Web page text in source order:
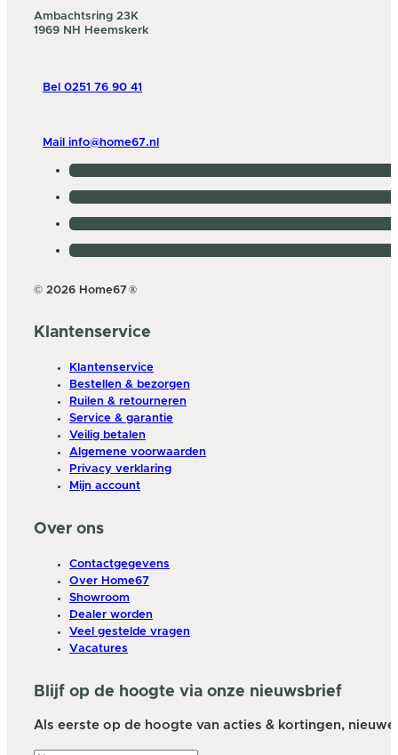
Ambachtsring 23K
1969 NH Heemskerk
Bel 0251 76 90 41
Mail info@home67.nl
© 2026 Home67 ®
Klantenservice
Klantenservice
Bestellen & bezorgen
Ruilen & retourneren
Service & garantie
Veilig betalen
Algemene voorwaarden
Privacy verklaring
Mijn account
Over ons
Contactgegevens
Over Home67
Showroom
Dealer worden
Veel gestelde vragen
Vacatures
Blijf op de hoogte via onze nieuwsbrief
Als eerste op de hoogte van acties & kortingen,